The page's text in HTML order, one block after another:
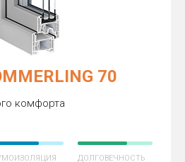
70
комфорта
ДОЛГОВЕЧНОСТЬ